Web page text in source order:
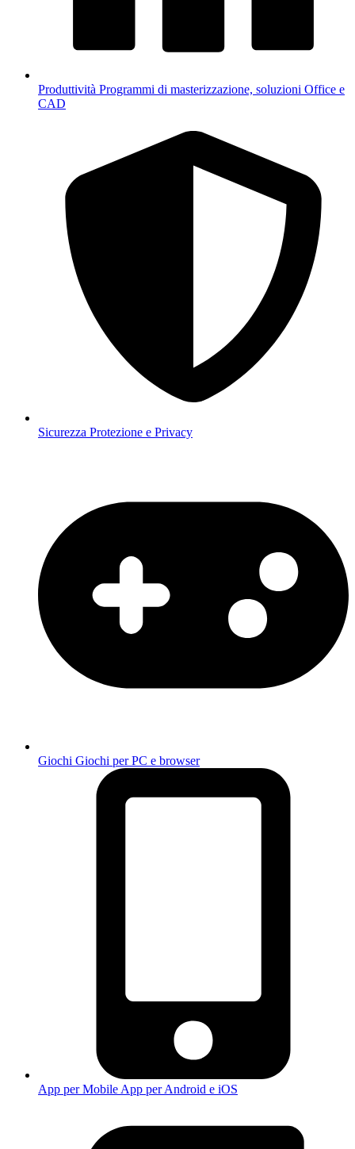
Produttività Programmi di masterizzazione, soluzioni Office e
CAD
Sicurezza Protezione e Privacy
Giochi Giochi per PC e browser
App per Mobile App per Android e iOS